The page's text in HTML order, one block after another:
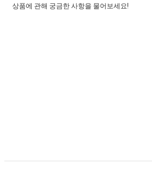
상품에 관해 궁금한 사항을 물어보세요!